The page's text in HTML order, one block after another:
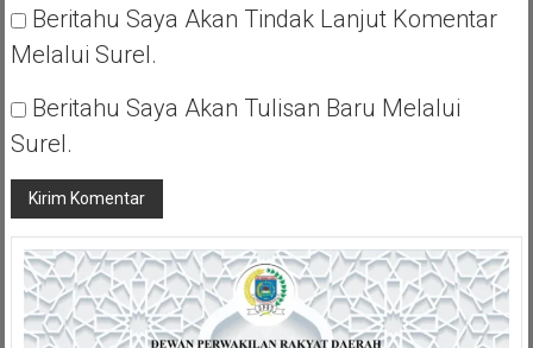
Beritahu Saya Akan Tindak Lanjut Komentar
Melalui Surel.
Beritahu Saya Akan Tulisan Baru Melalui
Surel.